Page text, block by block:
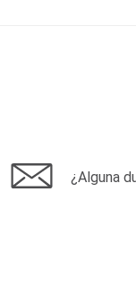
¿Alguna